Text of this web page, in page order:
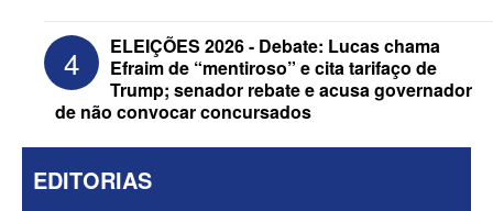
4
ELEIÇÕES 2026 - Debate: Lucas chama
Efraim de “mentiroso” e cita tarifaço de
Trump; senador rebate e acusa governador
de não convocar concursados
EDITORIAS